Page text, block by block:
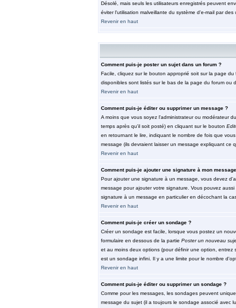
Désolé, mais seuls les utilisateurs enregistrés peuvent
éviter l'utilisation malveillante du système d'e-mail par des
Revenir en haut
Comment puis-je poster un sujet dans un forum ?
Facile, cliquez sur le bouton approprié soit sur la page
disponibles sont listés sur le bas de la page du forum ou
Revenir en haut
Comment puis-je éditer ou supprimer un message ?
A moins que vous soyez l'administrateur ou modérateur
temps après qu'il soit posté) en cliquant sur le bouton
en retournant le lire, indiquant le nombre de fois que
message (ils devraient laisser un message expliquant ce
Revenir en haut
Comment puis-je ajouter une signature à mon
Pour ajouter une signature à un message, vous devez
message pour ajouter votre signature. Vous pouvez
signature à un message en particulier en décochant la
Revenir en haut
Comment puis-je créer un sondage ?
Créer un sondage est facile, lorsque vous postez un
formulaire en dessous de la partie Poster un nouveau
et au moins deux options (pour définir une option,
est un sondage infini. Il y a une limite pour le nombre
Revenir en haut
Comment puis-je éditer ou supprimer un sondage ?
Comme pour les messages, les sondages peuvent
message du sujet (il a toujours le sondage associé avec